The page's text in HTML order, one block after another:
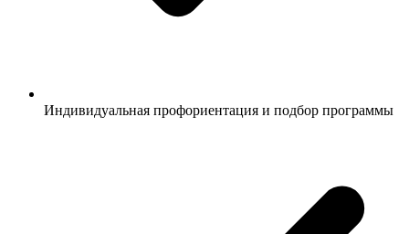
Индивидуальная профориентация и подбор программы